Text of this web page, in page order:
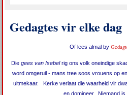
Gedagtes vir elke dag
Of lees almal by
Die gees van Isebelrig ons volk oneindige
word omgeruil - mans tree soos vrouens op
uitmekaar. Kerke verlaat die waarheid vir
en domineer. Niemand is